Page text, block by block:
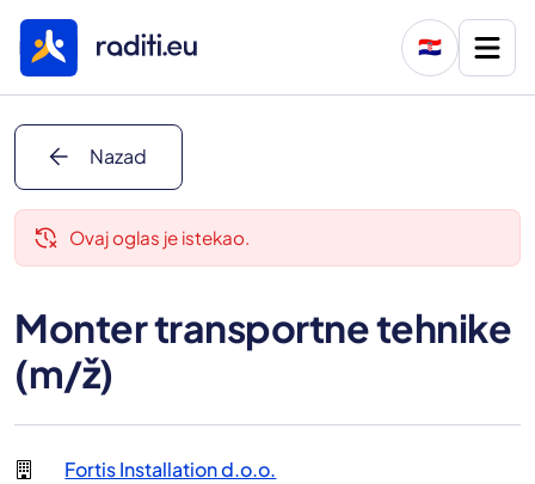
🇭🇷
arrow_back Nazad
delete_history Ovaj oglas je istekao.
Monter transportne tehnike
(m/ž)
Fortis Installation d.o.o.